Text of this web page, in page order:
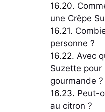
une Crêpe
personne ?
Avec
Suzette pour
gourmande ?
Peut-
au citron ?